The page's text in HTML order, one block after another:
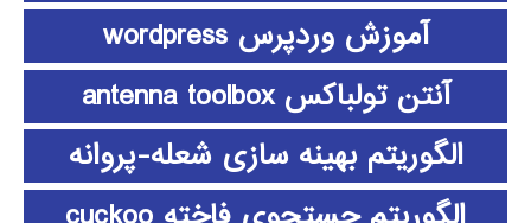
آموزش وردپرس wordpress
آنتن تولباکس antenna toolbox
الگوریتم بهینه سازی شعله-پروانه